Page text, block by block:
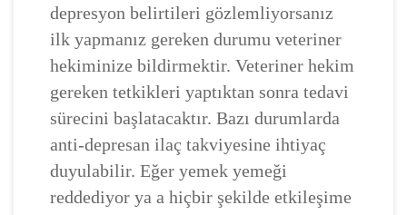
depresyon belirtileri gözlemliyorsanız
ilk yapmanız gereken durumu veteriner
hekiminize bildirmektir. Veteriner hekim
gereken tetkikleri yaptıktan sonra tedavi
sürecini başlatacaktır. Bazı durumlarda
anti-depresan ilaç takviyesine ihtiyaç
duyulabilir. Eğer yemek yemeği
reddediyor ya a hiçbir şekilde etkileşime